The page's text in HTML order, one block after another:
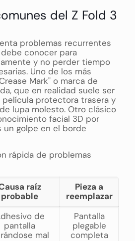
del Z Fold 3
problemas recurrentes
conocer para
y no perder tiempo
Uno de los más
Mark" o marca de
que en realidad suele ser
película protectora trasera y
lupa molesto. Otro clásico
facial 3D por
un golpe en el borde
rápida de problemas
raíz
probable
Pieza a
reemplazar
de
pantalla
mal
Pantalla
plegable
completa